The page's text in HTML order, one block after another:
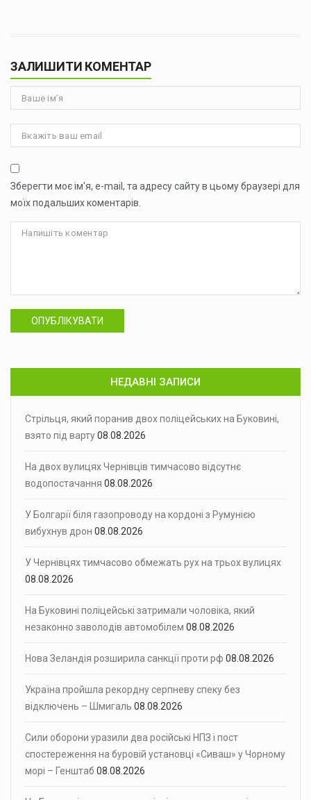
ЗАЛИШИТИ КОМЕНТАР
Зберегти моє ім'я, e-mail, та адресу сайту в цьому браузері для
моїх подальших коментарів.
ОПУБЛІКУВАТИ
НЕДАВНІ ЗАПИСИ
Стрільця, який поранив двох поліцейських на Буковині,
взято під варту08.08.2026
На двох вулицях Чернівців тимчасово відсутнє
водопостачання 08.08.2026
У Болгарії біля газопроводу на кордоні з Румунією
вибухнув дрон 08.08.2026
У Чернівцях тимчасово обмежать рух на трьох вулицях
08.08.2026
На Буковині поліцейські затримали чоловіка, який
незаконно заволодів автомобілем 08.08.2026
Нова Зеландія розширила санкції проти рф 08.08.2026
Україна пройшла рекордну серпневу спеку без
відключень – Шмигаль 08.08.2026
Сили оборони уразили два російські НПЗ і пост
спостереження на буровій установці «Сиваш» у Чорному
морі – Генштаб 08.08.2026